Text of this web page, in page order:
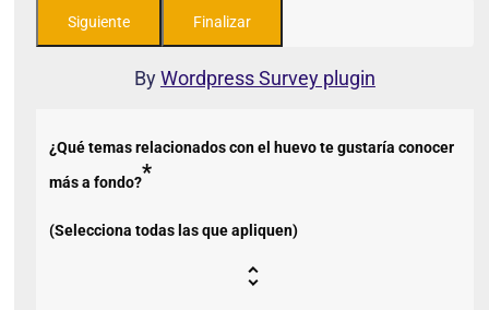
ByWordpress Survey plugin
¿Qué temas relacionados con el huevo te gustaría conocer
más a fondo?*
(Selecciona todas las que apliquen)